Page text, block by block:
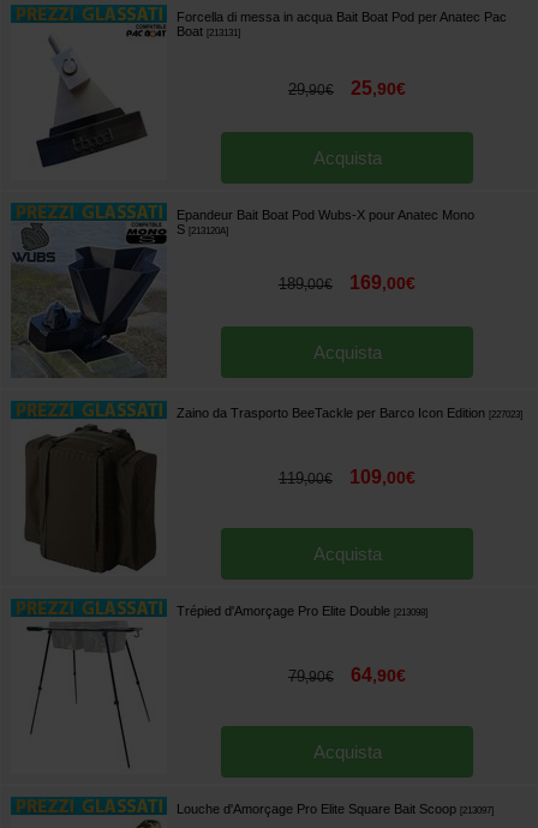
Forcella di messa in acqua Bait Boat Pod per Anatec Pac
Boat
213131]
29,90€ 25,90€
Acquista
Epandeur Bait Boat Pod Wubs-X pour Anatec Mono
S
213120A]
189,00€ 169,00€
Acquista
Zaino da Trasporto BeeTackle per Barco Icon Edition 227023]
119,00€ 109,00€
Acquista
Trépied d'Amorçage Pro Elite Double 213098]
79,90€ 64,90€
Acquista
Louche d'Amorçage Pro Elite Square Bait Scoop 213097]